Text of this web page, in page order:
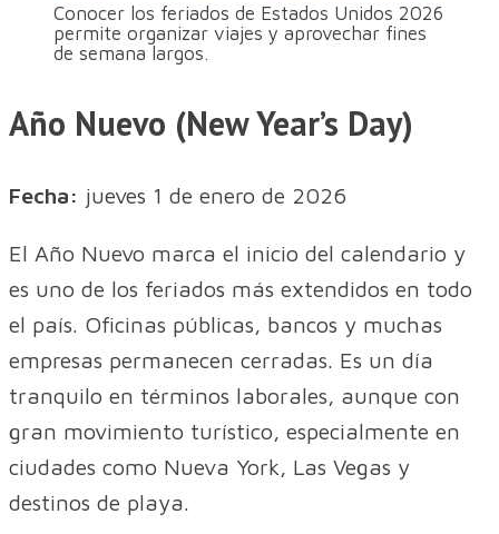
Conocer los feriados de Estados Unidos 2026
permite organizar viajes y aprovechar fines
de semana largos.
Año Nuevo (New Year’s Day)
Fecha: jueves 1 de enero de 2026
El Año Nuevo marca el inicio del calendario y
es uno de los feriados más extendidos en todo
el país. Oficinas públicas, bancos y muchas
empresas permanecen cerradas. Es un día
tranquilo en términos laborales, aunque con
gran movimiento turístico, especialmente en
ciudades como Nueva York, Las Vegas y
destinos de playa.